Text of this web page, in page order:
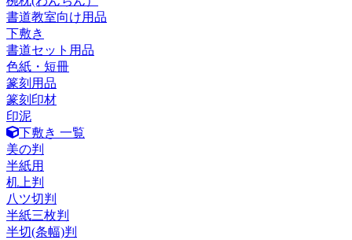
書道教室向け用品
下敷き
書道セット用品
色紙・短冊
篆刻用品
篆刻印材
印泥
下敷き 一覧
美の判
半紙用
机上判
八ツ切判
半紙三枚判
半切(条幅)判